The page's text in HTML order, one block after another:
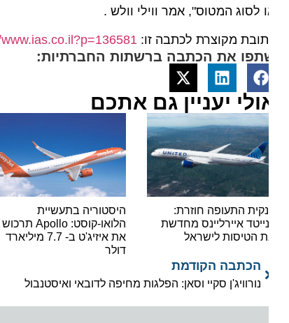
לסוג המטוס", אמר ווילי וולש .
מקוצרת לכתבה זו:www.ias.co.il?p=136581
את הכתבה ברשתות החברתיות:
יעניין גם אתכם
התעופה חוזרת:
איירליינס מחדשת
הטיסות לישראל
היסטוריה בתעשיית
הלואו-קוסט: Apollo תרכוש
את איזיג'ט ב- 7.7 מיליארד
דולר
הכתבה הקודמת
נורוויג'ן סקיי וסאן: הפלגות מחיפה לדובאי ואיסטנבול